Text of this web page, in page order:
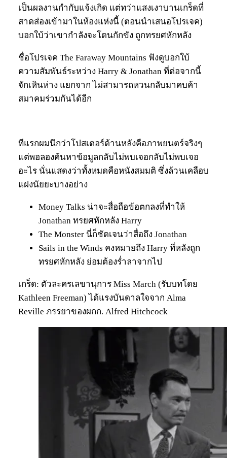
เป็นผลงานกำกับแจ้งเกิด แต่ทว่าแสงเงาบานเกร็ดที่
สาดส่องเข้ามาในห้องแห่งนี้ (ตอนนำเสนอโปรเจค)
บอกใบ้ว่าเขากำลังจะโดนกักขัง ถูกทรยศหักหลัง
ชื่อโปรเจค The Faraway Mountains ฟังดูบอกใบ้
ความสัมพันธ์ระหว่าง Harry & Jonathan ที่ต่อจากนี้
จักเหินห่าง แยกจาก ไม่สามารถหวนกลับมาคบค้า
สมาคมร่วมกันได้อีก
ทีแรกผมนึกว่าโปสเตอร์ด้านหลังคือภาพยนตร์จริงๆ
แต่พอลองค้นหาข้อมูลกลับไม่พบเจอกลับไม่พบเจอ
อะไร นั่นแสดงว่าทั้งหมดคือหนังสมมติ ซึ่งล้วนเคลือบ
แฝงนัยยะบางอย่าง
Money Talks น่าจะสื่อถือข้อตกลงที่ทำให้
Jonathan ทรยศหักหลัง Harry
The Monster นี่ก็ชัดเจนว่าสื่อถึง Jonathan
Sails in the Winds คงหมายถึง Harry ที่หลังถูก
ทรยศหักหลัง ย่อมต้องร่ำลาจากไป
เกร็ด: ตัวละครเลขานุการ Miss March (รับบทโดย
Kathleen Freeman) ได้แรงบันดาลใจจาก Alma
Reville ภรรยาของผกก. Alfred Hitchcock